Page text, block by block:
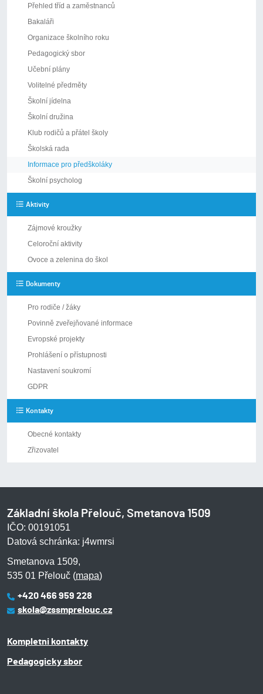
Přehled tříd a zaměstnanců
Bakaláři
Organizace školního roku
Pedagogický sbor
Učební plány
Volitelné předměty
Školní jídelna
Školní družina
Klub rodičů a přátel školy
Školská rada
Informace pro předškoláky
Školní psycholog
Aktivity
Zájmové kroužky
Celoroční aktivity
Ovoce a zelenina do škol
Dokumenty
Pro rodiče / žáky
Povinně zveřejňované informace
Evropské projekty
Prohlášení o přístupnosti
Nastavení soukromí
GDPR
Kontakty
Obecné kontakty
Zřizovatel
Základní škola Přelouč, Smetanova 1509
IČO: 00191051
Datová schránka: j4wmrsi
Smetanova 1509,
535 01 Přelouč (mapa)
+420 466 959 228
skola@zssmprelouc.cz
Kompletni kontakty
Pedagogicky sbor